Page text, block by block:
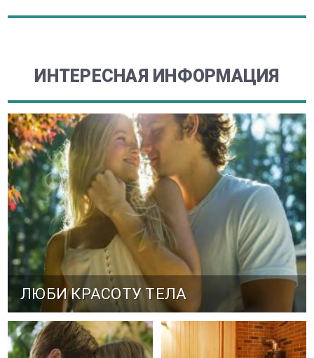
ИНТЕРЕСНАЯ ИНФОРМАЦИЯ
ЛЮБИ КРАСОТУ ТЕЛА